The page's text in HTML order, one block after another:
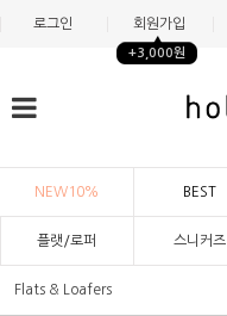
로그인 회원가입
+3,000원
NEW10% BEST
플랫/로퍼 스니커즈
Flats & Loafers